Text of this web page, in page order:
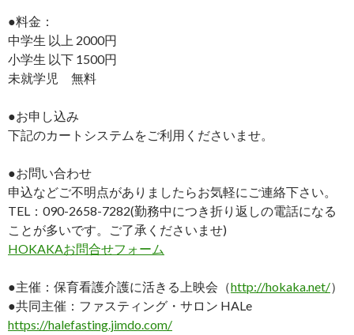
●料金：
中学生 以上 2000円
小学生 以下 1500円
未就学児 無料
●お申し込み
下記のカートシステムをご利用くださいませ。
●お問い合わせ
申込などご不明点がありましたらお気軽にご連絡下さい。
TEL：090-2658-7282(勤務中につき折り返しの電話になる
ことが多いです。ご了承くださいませ)
HOKAKAお問合せフォーム
●主催：保育看護介護に活きる上映会（http://hokaka.net/）
●共同主催：ファスティング・サロン HALe
https://halefasting.jimdo.com/